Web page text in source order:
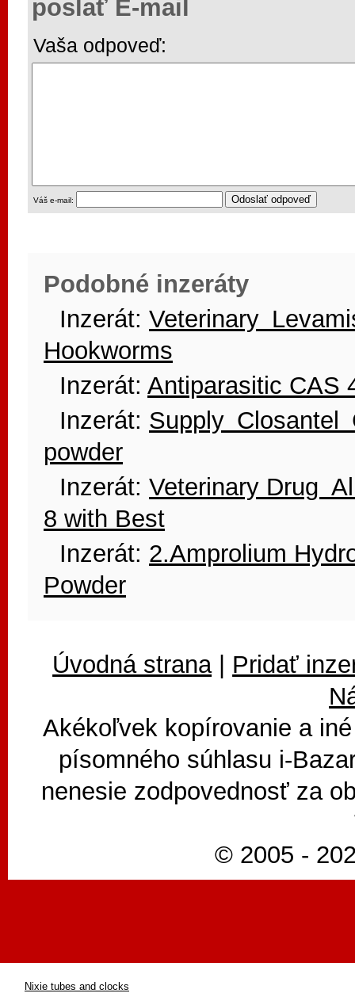
poslať E-mail
Vaša odpoveď:
Váš e-mail:
Podobné inzeráty
Inzerát: Veterinary
Hookworms
Inzerát: Antiparasitic CAS
Inzerát: Supply Closantel
powder
Inzerát: Veterinary Drug
8 with Best
Inzerát: 2.Amprolium
Powder
Úvodná strana| Pridať
Akékoľvek kopírovanie a
písomného súhlasu i-
nenesie zodpovednosť za
© 2005 -
Nixie tubes and clocks